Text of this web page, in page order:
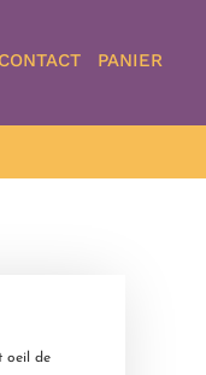
PANIER
oeil de